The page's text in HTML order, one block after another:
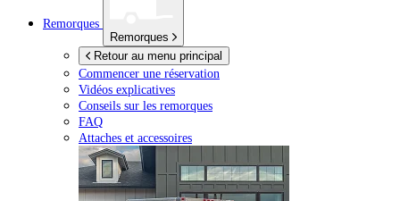
Remorques
Remorques
Retour au menu principal
Commencer une réservation
Vidéos explicatives
Conseils sur les remorques
FAQ
Attaches et accessoires